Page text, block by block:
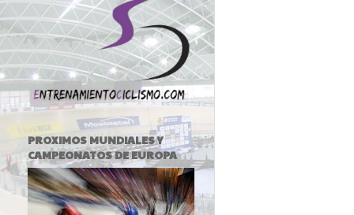
PROXIMOS MUNDIALES Y
CAMPEONATOS DE EUROPA